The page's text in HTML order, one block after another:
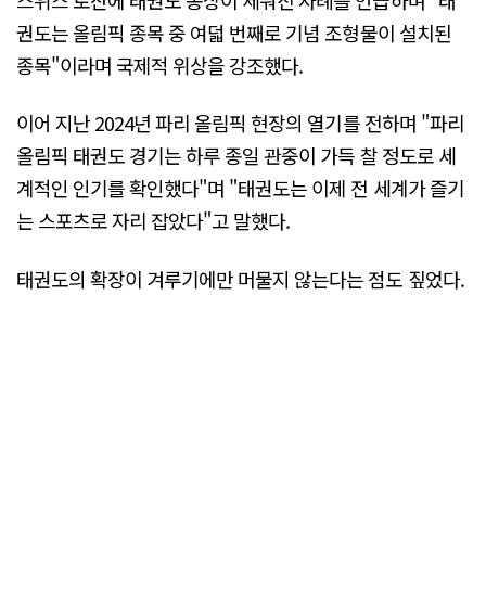
권도는 올림픽 종목 중 여덟 번째로 기념 조형물이 설치된
종목"이라며 국제적 위상을 강조했다.
이어 지난 2024년 파리 올림픽 현장의 열기를 전하며 "파리
올림픽 태권도 경기는 하루 종일 관중이 가득 찰 정도로 세
계적인 인기를 확인했다"며 "태권도는 이제 전 세계가 즐기
는 스포츠로 자리 잡았다"고 말했다.
태권도의 확장이 겨루기에만 머물지 않는다는 점도 짚었다.